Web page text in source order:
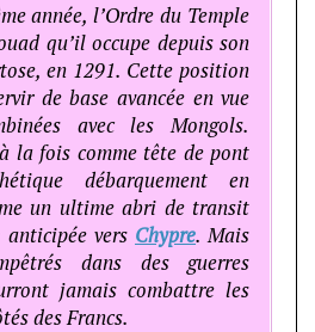
année, l’Ordre du Temple
qu’il occupe depuis son
en 1291. Cette position
de base avancée en vue
avec les Mongols.
la fois comme tête de pont
débarquement en
un ultime abri de transit
vers Chypre. Mais
dans des guerres
jamais combattre les
des Francs.